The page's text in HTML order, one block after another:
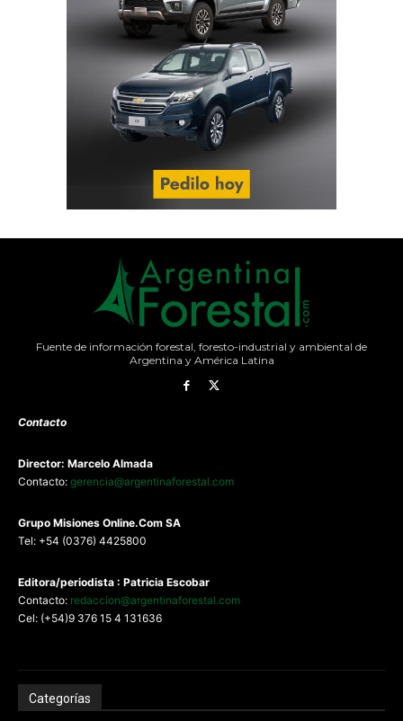
Fuente de información forestal, foresto-industrial y ambiental de
Argentina y América Latina
Contacto
Director: Marcelo Almada
Contacto: gerencia@argentinaforestal.com
Grupo Misiones Online.Com SA
Tel: +54 (0376) 4425800
Editora/periodista : Patricia Escobar
Contacto: redaccion@argentinaforestal.com
Cel: (+54)9 376 15 4 131636
Categorías